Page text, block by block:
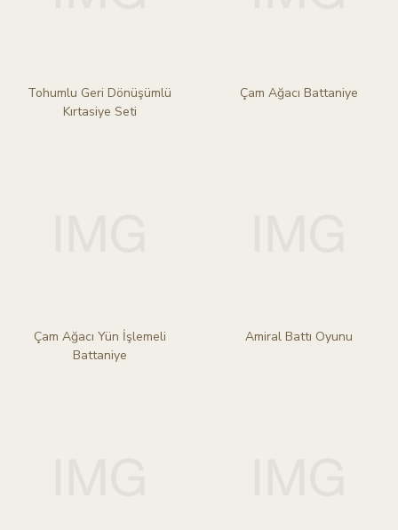
Tohumlu Geri Dönüşümlü
Kırtasiye Seti
Çam Ağacı Battaniye
Çam Ağacı Yün İşlemeli
Battaniye
Amiral Battı Oyunu